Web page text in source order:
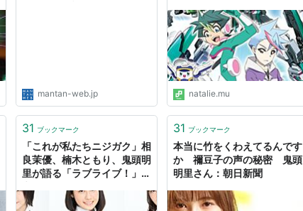
mantan-web.jp
リー
natalie.mu
31 ブックマーク
「これが私たちニジガク」相
良茉優、楠木ともり、鬼頭明
里が語る「ラブライブ！」の
31 ブックマーク
本当に竹をくわえてるんです
か 禰豆子の声の秘密 鬼頭
明里さん：朝日新聞